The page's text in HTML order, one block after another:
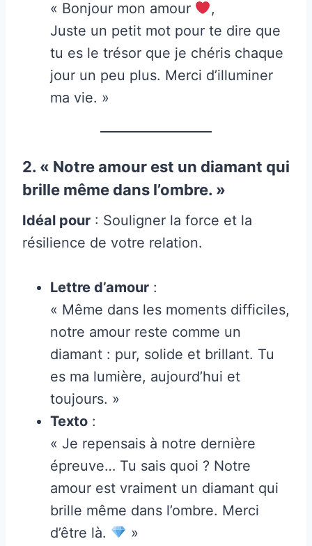
« Bonjour mon amour
,
Juste un petit mot pour te dire que
tu es le trésor que je chéris chaque
jour un peu plus. Merci d’illuminer
ma vie. »
2. « Notre amour est un diamant qui
brille même dans l’ombre. »
Idéal pour : Souligner la force et la
résilience de votre relation.
Lettre d’amour :
« Même dans les moments difficiles,
notre amour reste comme un
diamant : pur, solide et brillant. Tu
es ma lumière, aujourd’hui et
toujours. »
Texto :
« Je repensais à notre dernière
épreuve… Tu sais quoi ? Notre
amour est vraiment un diamant qui
brille même dans l’ombre. Merci
d’être là.
»